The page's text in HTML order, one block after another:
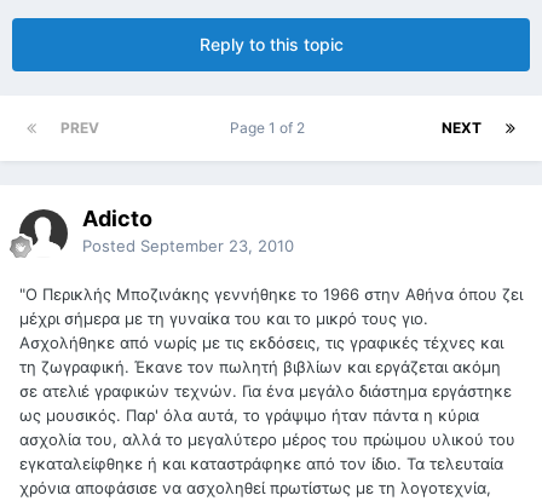
Reply to this topic
PREV NEXT
Page 1 of 2
Adicto
Posted September 23, 2010
"Ο Περικλής Μποζινάκης γεννήθηκε το 1966 στην Αθήνα όπου ζει
μέχρι σήμερα με τη γυναίκα του και το μικρό τους γιο.
Ασχολήθηκε από νωρίς με τις εκδόσεις, τις γραφικές τέχνες και
τη ζωγραφική. Έκανε τον πωλητή βιβλίων και εργάζεται ακόμη
σε ατελιέ γραφικών τεχνών. Για ένα μεγάλο διάστημα εργάστηκε
ως μουσικός. Παρ' όλα αυτά, το γράψιμο ήταν πάντα η κύρια
ασχολία του, αλλά το μεγαλύτερο μέρος του πρώιμου υλικού του
εγκαταλείφθηκε ή και καταστράφηκε από τον ίδιο. Τα τελευταία
χρόνια αποφάσισε να ασχοληθεί πρωτίστως με τη λογοτεχνία,